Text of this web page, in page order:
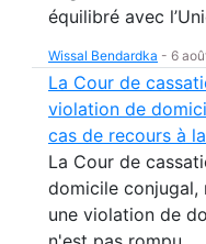
équilibré avec
Wissal Bendardka - 6
La Cour de
violation de
cas de recours à
La Cour de
domicile conjugal,
une violation de